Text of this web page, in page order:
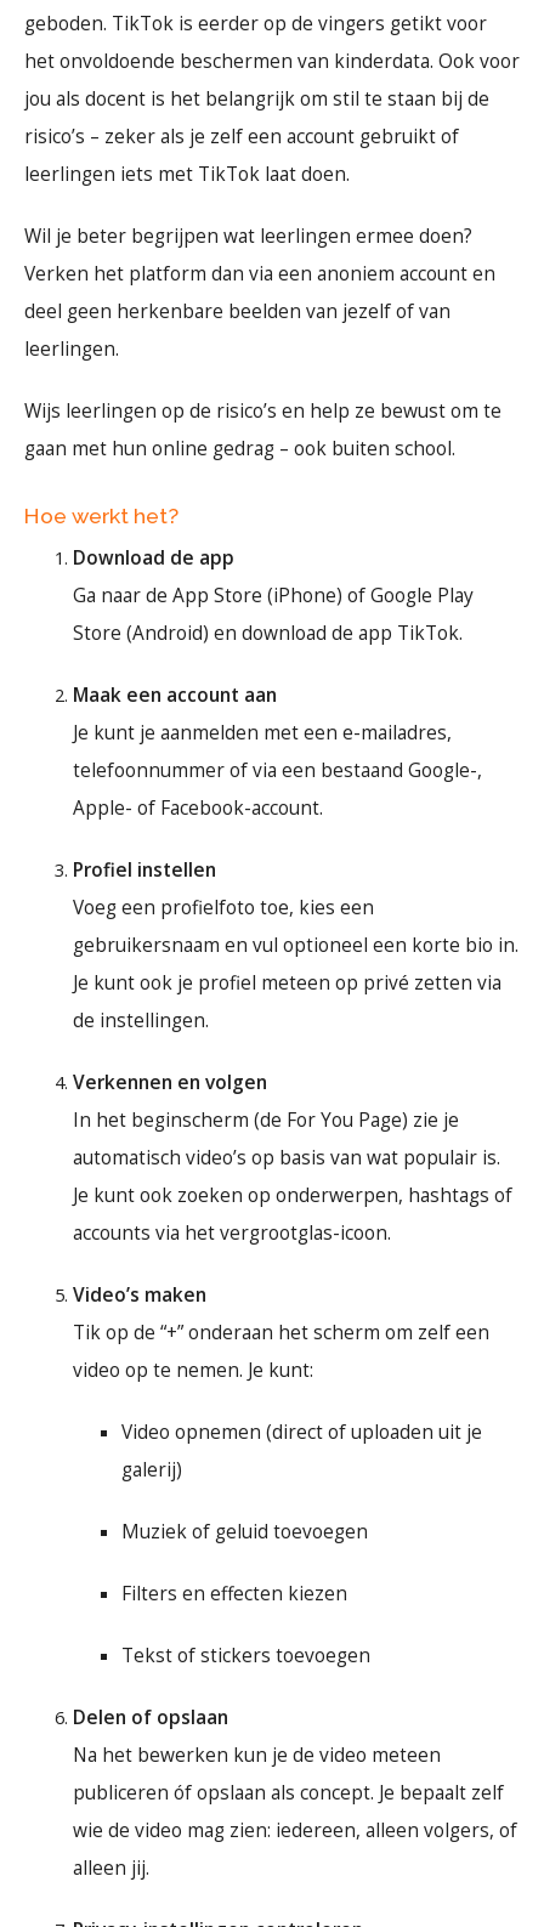
geboden. TikTok is eerder op de vingers getikt voor
het onvoldoende beschermen van kinderdata. Ook voor
jou als docent is het belangrijk om stil te staan bij de
risico’s – zeker als je zelf een account gebruikt of
leerlingen iets met TikTok laat doen.
Wil je beter begrijpen wat leerlingen ermee doen?
Verken het platform dan via een anoniem account en
deel geen herkenbare beelden van jezelf of van
leerlingen.
Wijs leerlingen op de risico’s en help ze bewust om te
gaan met hun online gedrag – ook buiten school.
Hoe werkt het?
Download de app
Ga naar de App Store (iPhone) of Google Play
Store (Android) en download de app TikTok.
Maak een account aan
Je kunt je aanmelden met een e-mailadres,
telefoonnummer of via een bestaand Google-,
Apple- of Facebook-account.
Profiel instellen
Voeg een profielfoto toe, kies een
gebruikersnaam en vul optioneel een korte bio in.
Je kunt ook je profiel meteen op privé zetten via
de instellingen.
Verkennen en volgen
In het beginscherm (de For You Page) zie je
automatisch video’s op basis van wat populair is.
Je kunt ook zoeken op onderwerpen, hashtags of
accounts via het vergrootglas-icoon.
Video’s maken
Tik op de “+” onderaan het scherm om zelf een
video op te nemen. Je kunt:
Video opnemen (direct of uploaden uit je
galerij)
Muziek of geluid toevoegen
Filters en effecten kiezen
Tekst of stickers toevoegen
Delen of opslaan
Na het bewerken kun je de video meteen
publiceren óf opslaan als concept. Je bepaalt zelf
wie de video mag zien: iedereen, alleen volgers, of
alleen jij.